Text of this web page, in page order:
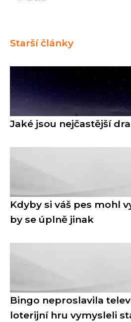
Starší články
Jaké jsou nejčastější
Kdyby si váš pes mohl
by se úplně jinak
Bingo neproslavila
loterijní hru vymysleli